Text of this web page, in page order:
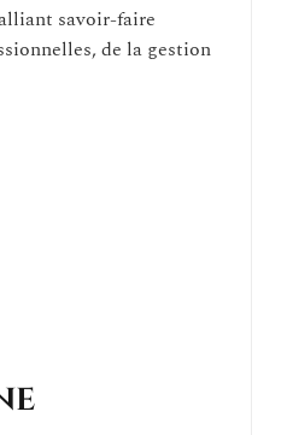
savoir-faire
de la gestion